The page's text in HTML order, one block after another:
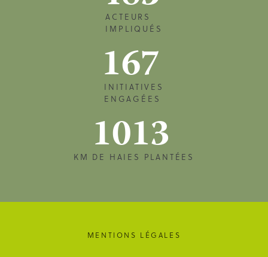
ACTEURS
IMPLIQUÉS
167
INITIATIVES
ENGAGÉES
1013
KM DE HAIES PLANTÉES
MENTIONS LÉGALES